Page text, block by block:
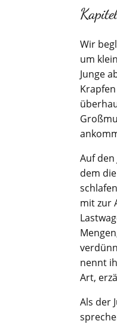
Wir
um
Junge
Auf
dem
mit zur
nennt
Art,
Als der